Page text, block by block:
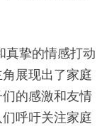
真挚的情感打动
展现出了家庭
的感激和友情
呼吁关注家庭